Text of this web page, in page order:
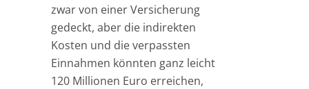
zwar von einer Versicherung
gedeckt, aber die indirekten
Kosten und die verpassten
Einnahmen könnten ganz leicht
120 Millionen Euro erreichen,